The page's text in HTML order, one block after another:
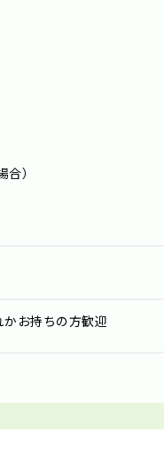
）
お持ちの方歓迎